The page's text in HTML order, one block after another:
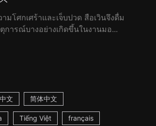
มโศกเศร้าและเจ็บปวด สือเวินจึงดื่ม
การณ์บางอย่างเกิดขึ้นในงานมอ...
文 简体中文
Tiếng Việt français